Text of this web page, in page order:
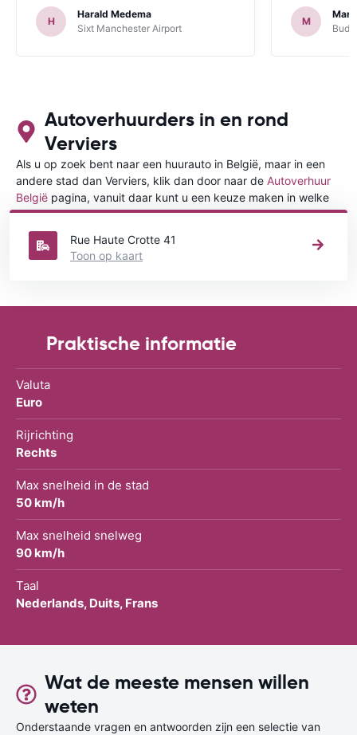
H
Harald Medema
Sixt Manchester Airport
M
Autoverhuurders in en rond
Verviers
Als u op zoek bent naar een huurauto in België, maar in een
andere stad dan Verviers, klik dan door naar de Autoverhuur
België pagina, vanuit daar kunt u een keuze maken in welke
stad in België u een auto huren wilt.
Rue Haute Crotte 41
Toon op kaart
Praktische informatie
Valuta
Euro
Rijrichting
Rechts
Max snelheid in de stad
50 km/h
Max snelheid snelweg
90 km/h
Taal
Nederlands, Duits, Frans
Wat de meeste mensen willen
weten
Onderstaande vragen en antwoorden zijn een selectie van